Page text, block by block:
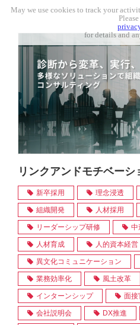
リンクアンドモチベー
新卒採用 理念浸透
組織開発 人材採用
リーダーシップ研修 中
人材育成 人的資本経営
異文化コミュニケーション
業務効率化 風土改革
インターンシップ 面接
会社説明会 DX推進
May we use cookies to track your
for details and